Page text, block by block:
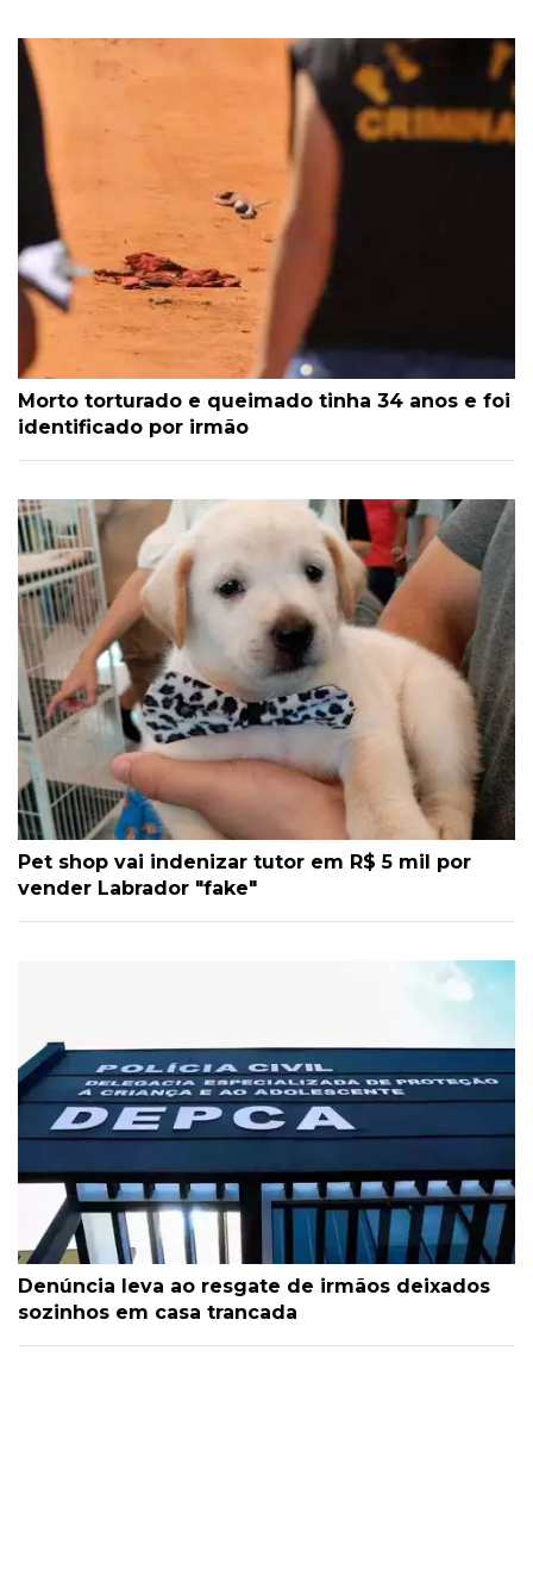
Morto torturado e queimado tinha 34 anos e foi
identificado por irmão
Pet shop vai indenizar tutor em R$ 5 mil por
vender Labrador "fake"
Denúncia leva ao resgate de irmãos deixados
sozinhos em casa trancada